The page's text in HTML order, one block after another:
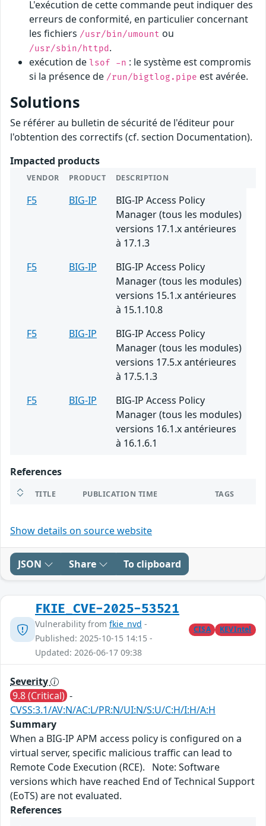
L'exécution de cette commande peut indiquer des
erreurs de conformité, en particulier concernant
les fichiers /usr/bin/umount ou
/usr/sbin/httpd .
exécution de lsof -n : le système est compromis
si la présence de /run/bigtlog.pipe est avérée.
Solutions
Se référer au bulletin de sécurité de l'éditeur pour
l'obtention des correctifs (cf. section Documentation).
Impacted products
VENDOR PRODUCT DESCRIPTION
F5 BIG-IP
BIG-IP Access Policy
Manager (tous les modules)
versions 17.1.x antérieures
à 17.1.3
F5
BIG-IP
BIG-IP Access Policy
Manager (tous les modules)
versions 15.1.x antérieures
à 15.1.10.8
F5
BIG-IP
BIG-IP Access Policy
Manager (tous les modules)
versions 17.5.x antérieures
à 17.5.1.3
F5
BIG-IP
BIG-IP Access Policy
Manager (tous les modules)
versions 16.1.x antérieures
à 16.1.6.1
References
TITLE PUBLICATION TIME TAGS
Show details on source website
JSON Share To clipboard
FKIE_CVE-2025-53521
Vulnerability from fkie_nvd -
Published: 2025-10-15 14:15 -
Updated: 2026-06-17 09:38
CISA KEVIntel
Severity
9.8 (Critical) -
CVSS:3.1/AV:N/AC:L/PR:N/UI:N/S:U/C:H/I:H/A:H
Summary
When a BIG-IP APM access policy is configured on a
virtual server, specific malicious traffic can lead to
Remote Code Execution (RCE). Note: Software
versions which have reached End of Technical Support
(EoTS) are not evaluated.
References